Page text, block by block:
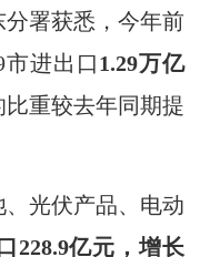
署获悉，今年前
进出口1.29万亿
比重较去年同期提
光伏产品、电动
228.9亿元，增长